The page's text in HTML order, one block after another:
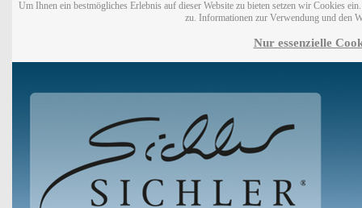
Um Ihnen ein bestmögliches Erlebnis auf dieser Website zu bieten setzen wir Cookies
zu. Informationen zur Verwendung und den
Nur essenzielle